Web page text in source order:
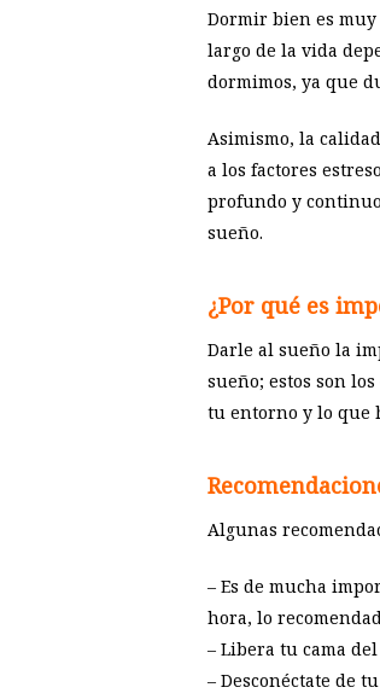
Dormir bien es
largo de la vida
dormimos, ya que
Asimismo, la
a los factores
profundo y
sueño.
¿Por qué es
Darle al sueño la
sueño; estos son
tu entorno y lo que
Algunas
– Es de mucha
hora, lo
– Libera tu cama
– Desconéctate de